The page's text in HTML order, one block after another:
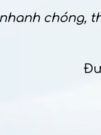
chóng,